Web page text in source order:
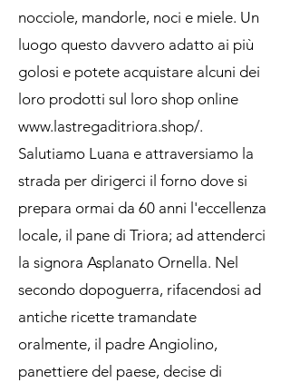
nocciole, mandorle, noci e miele. Un
luogo questo davvero adatto ai più
golosi e potete acquistare alcuni dei
loro prodotti sul loro shop online
www.lastregaditriora.shop/.
Salutiamo Luana e attraversiamo la
strada per dirigerci il forno dove si
prepara ormai da 60 anni l'eccellenza
locale, il pane di Triora; ad attenderci
la signora Asplanato Ornella. Nel
secondo dopoguerra, rifacendosi ad
antiche ricette tramandate
oralmente, il padre Angiolino,
panettiere del paese, decise di